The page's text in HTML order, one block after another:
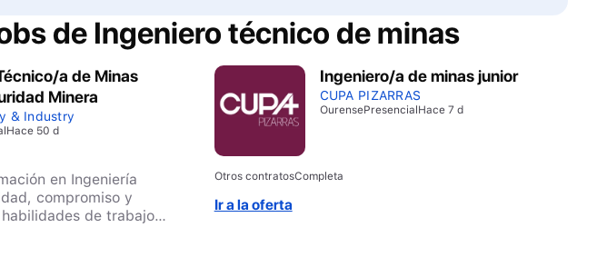
de Ingeniero técnico de minas
a de Minas
Minera
& Industry
Hace 50 d
de trabajo
de adaptación y
Ingeniero/a de minas junior
CUPA PIZARRAS
OurensePresencialHace 7 d
Otros contratosCompleta
Ir a la oferta